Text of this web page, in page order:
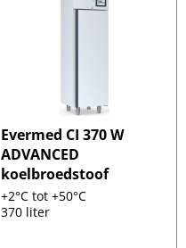
Evermed CI 370 W
ADVANCED
koelbroedstoof
+2°C tot +50°C
370 liter